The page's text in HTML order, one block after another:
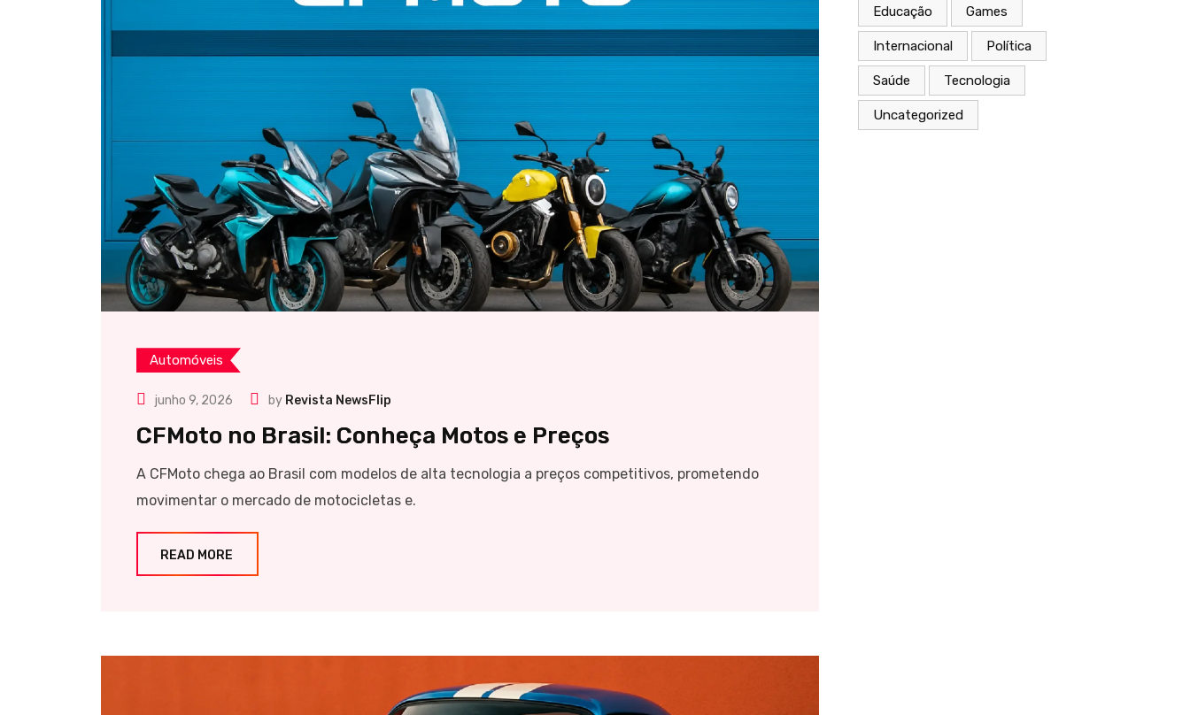
Automóveis
junho 9, 2026 by Revista NewsFlip
CFMoto no Brasil: Conheça Motos e Preços
A CFMoto chega ao Brasil com modelos de alta tecnologia a preços competitivos, prometendo
movimentar o mercado de motocicletas e.
READ MORE
Educação Games
Internacional Política
Saúde Tecnologia
Uncategorized